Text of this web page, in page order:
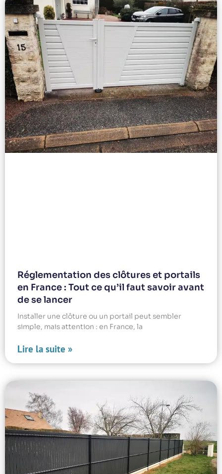
Réglementation des clôtures et portails
en France : Tout ce qu’il faut savoir avant
de se lancer
Installer une clôture ou un portail peut sembler
simple, mais attention : en France, la
Lire la suite »